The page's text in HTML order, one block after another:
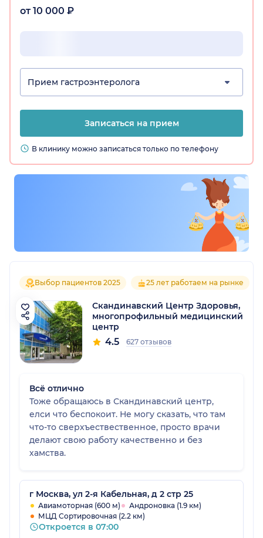
от 10 000 ₽
Прием гастроэнтеролога
Записаться на прием
В клинику можно записаться только по телефону
Выбор пациентов 2025 25 лет работаем на рынке
Скандинавский Центр Здоровья,
многопрофильный медицинский
центр
4.5 627 отзывов
Всё отлично
Тоже обращаюсь в Скандинавский центр,
елси что беспокоит. Не могу сказать, что там
что-то сверхъествественное, просто врачи
делают свою работу качественно и без
хамства.
г Москва, ул 2-я Кабельная, д 2 стр 25
Авиамоторная (600 м)
Андроновка (1.9 км)
МЦД Сортировочная (2.2 км)
Откроется в 07:00